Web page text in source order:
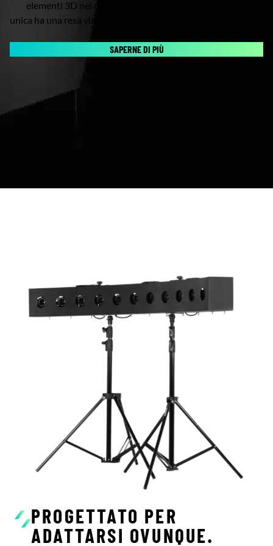
elementi 3D nel design e nello sfondo. Questa esperienza
unica ha una resa visiva così potente che viene condivisa ogni
SAPERNE DI PIÙ
PROGETTATO PER
ADATTARSI OVUNQUE.